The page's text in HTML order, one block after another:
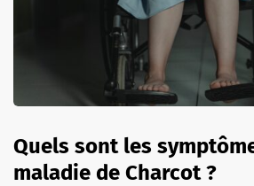
Quels sont les
maladie de Charcot ?